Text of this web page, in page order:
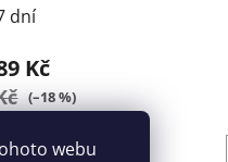
webu
dní
Kč
(–18 %)